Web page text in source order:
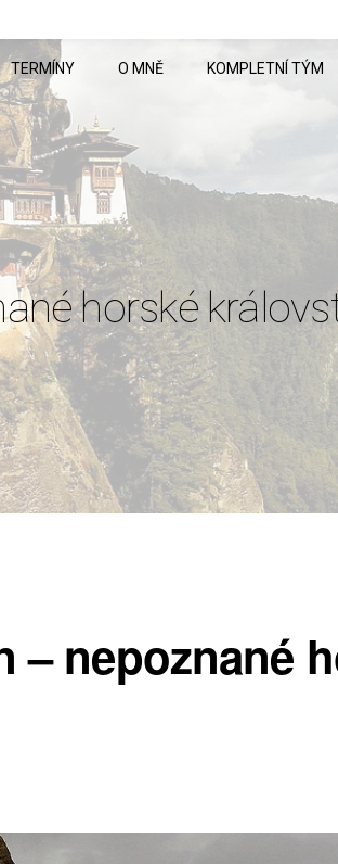
TERMÍNY O MNĚ KOMPLETNÍ TÝM
horské
– nepoznané